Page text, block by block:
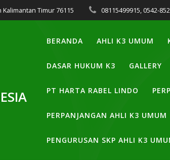
Timur 76115 08115499915, 0542-
BERANDA AHLI K3 UMUM
DASAR HUKUM K3 GALLERY
PT HARTA RABEL LINDO
PERPANJANGAN AHLI K3 UMUM
PENGURUSAN SKP AHLI K3